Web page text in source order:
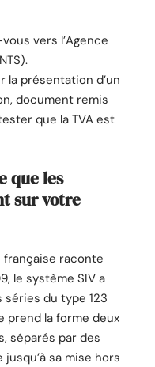
vers l’Agence
la présentation d’un
document remis
que la TVA est
que les
sur votre
française raconte
le système SIV a
séries du type 123
prend la forme deux
séparés par des
sa mise hors